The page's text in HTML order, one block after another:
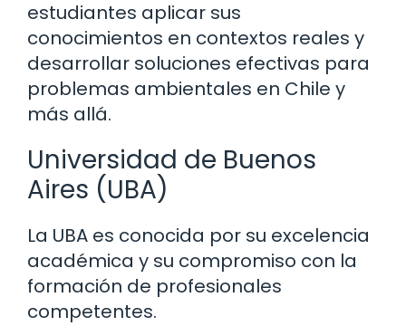
estudiantes aplicar sus
conocimientos en contextos reales y
desarrollar soluciones efectivas para
problemas ambientales en Chile y
más allá.
Universidad de Buenos
Aires (UBA)
La UBA es conocida por su excelencia
académica y su compromiso con la
formación de profesionales
competentes.